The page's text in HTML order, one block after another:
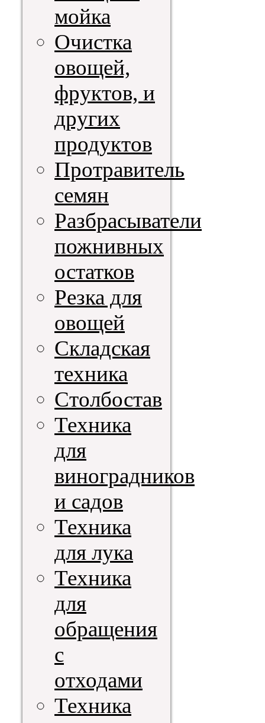
мойка
Очистка
овощей,
фруктов, и
других
продуктов
Протравитель
семян
Разбрасыватели
пожнивных
остатков
Резка для
овощей
Складская
техника
Столбостав
Техника
для
виноградников
и садов
Техника
для лука
Техника
для
обращения
с
отходами
Техника